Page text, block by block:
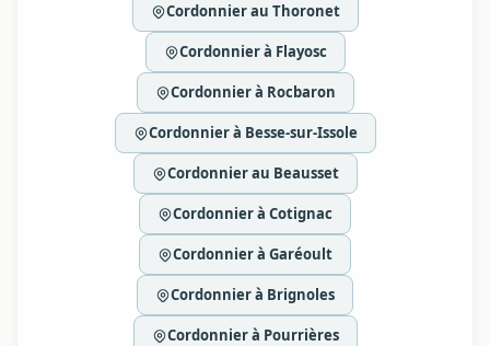
Cordonnier au Thoronet
Cordonnier à Flayosc
Cordonnier à Rocbaron
Cordonnier à Besse-sur-Issole
Cordonnier au Beausset
Cordonnier à Cotignac
Cordonnier à Garéoult
Cordonnier à Brignoles
Cordonnier à Pourrières